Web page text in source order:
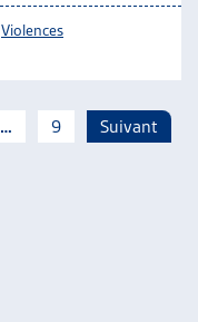
Violences
… 9 Suivant